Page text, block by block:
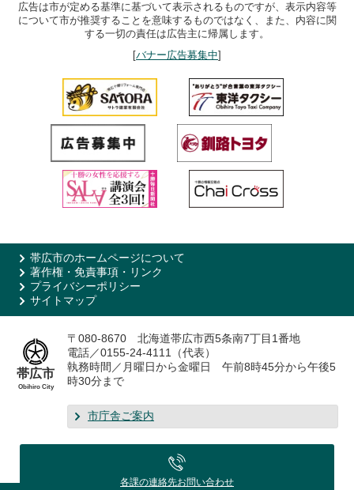
広告は市が定める基準に基づいて表示されるものですが、表示内容等
について市が推奨することを意味するものではなく、また、内容に関
する一切の責任は広告主に帰属します。
[バナー広告募集中]
帯広市のホームページについて
著作権・免責事項・リンク
プライバシーポリシー
サイトマップ
帯広市
Obihiro City
〒080-8670 北海道帯広市西5条南7丁目1番地
電話／0155-24-4111（代表）
執務時間／月曜日から金曜日 午前8時45分から午後5
時30分まで
市庁舎ご案内
各課の連絡先お問い合わせ